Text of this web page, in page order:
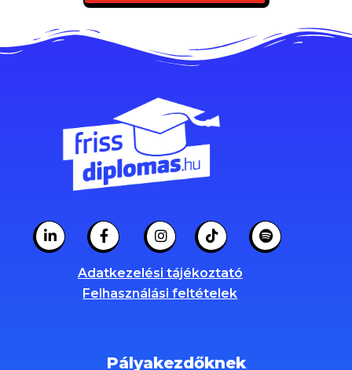
Adatkezelési tájékoztató
Felhasználási feltételek
Pályakezdőknek